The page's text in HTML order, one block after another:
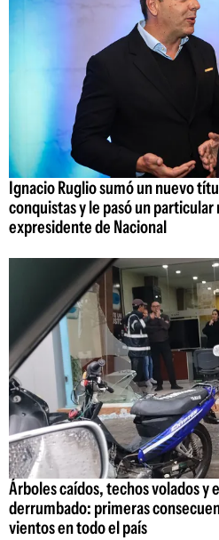
Ignacio Ruglio sumó un nuevo
conquistas y le pasó un particular
expresidente de Nacional
Árboles caídos, techos volados y
derrumbado: primeras
vientos en todo el país